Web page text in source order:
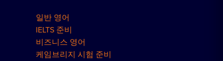
일반 영어
IELTS 준비
비즈니스 영어
케임브리지 시험 준비